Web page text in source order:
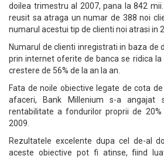
doilea trimestru al 2007, pana la 842
reusit sa atraga un numar de 388 noi
numarul acestui tip de clienti noi atrasi in
Numarul de clienti inregistrati in baza de
prin internet oferite de banca se ridica
crestere de 56% de la an la an.
Fata de noile obiective legate de cota
afaceri, Bank Millenium s-a
rentabilitate a fondurilor proprii de
2009.
Rezultatele excelente dupa cel de-al
aceste obiective pot fi atinse, fiind